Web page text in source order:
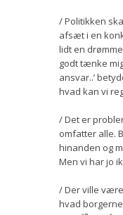
/ Politikken
afsæt i en
lidt en
godt tænke
ansvar..’
hvad kan vi
/ Det er
omfatter alle.
hinanden og
Men vi har jo
/ Der ville
hvad